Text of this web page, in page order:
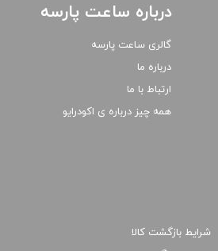
درباره ساعت پارسه
گالری ساعت پارسه
درباره ما
ارتباط با ما
همه چیز درباره ی اکودرایو
شرایط بازگشت کالا